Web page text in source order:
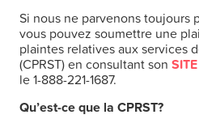
Si nous ne parvenons toujours
vous pouvez soumettre une
plaintes relatives aux services
(CPRST) en consultant son
le 1-888-221-1687.
Qu’est-ce que la CPRST?